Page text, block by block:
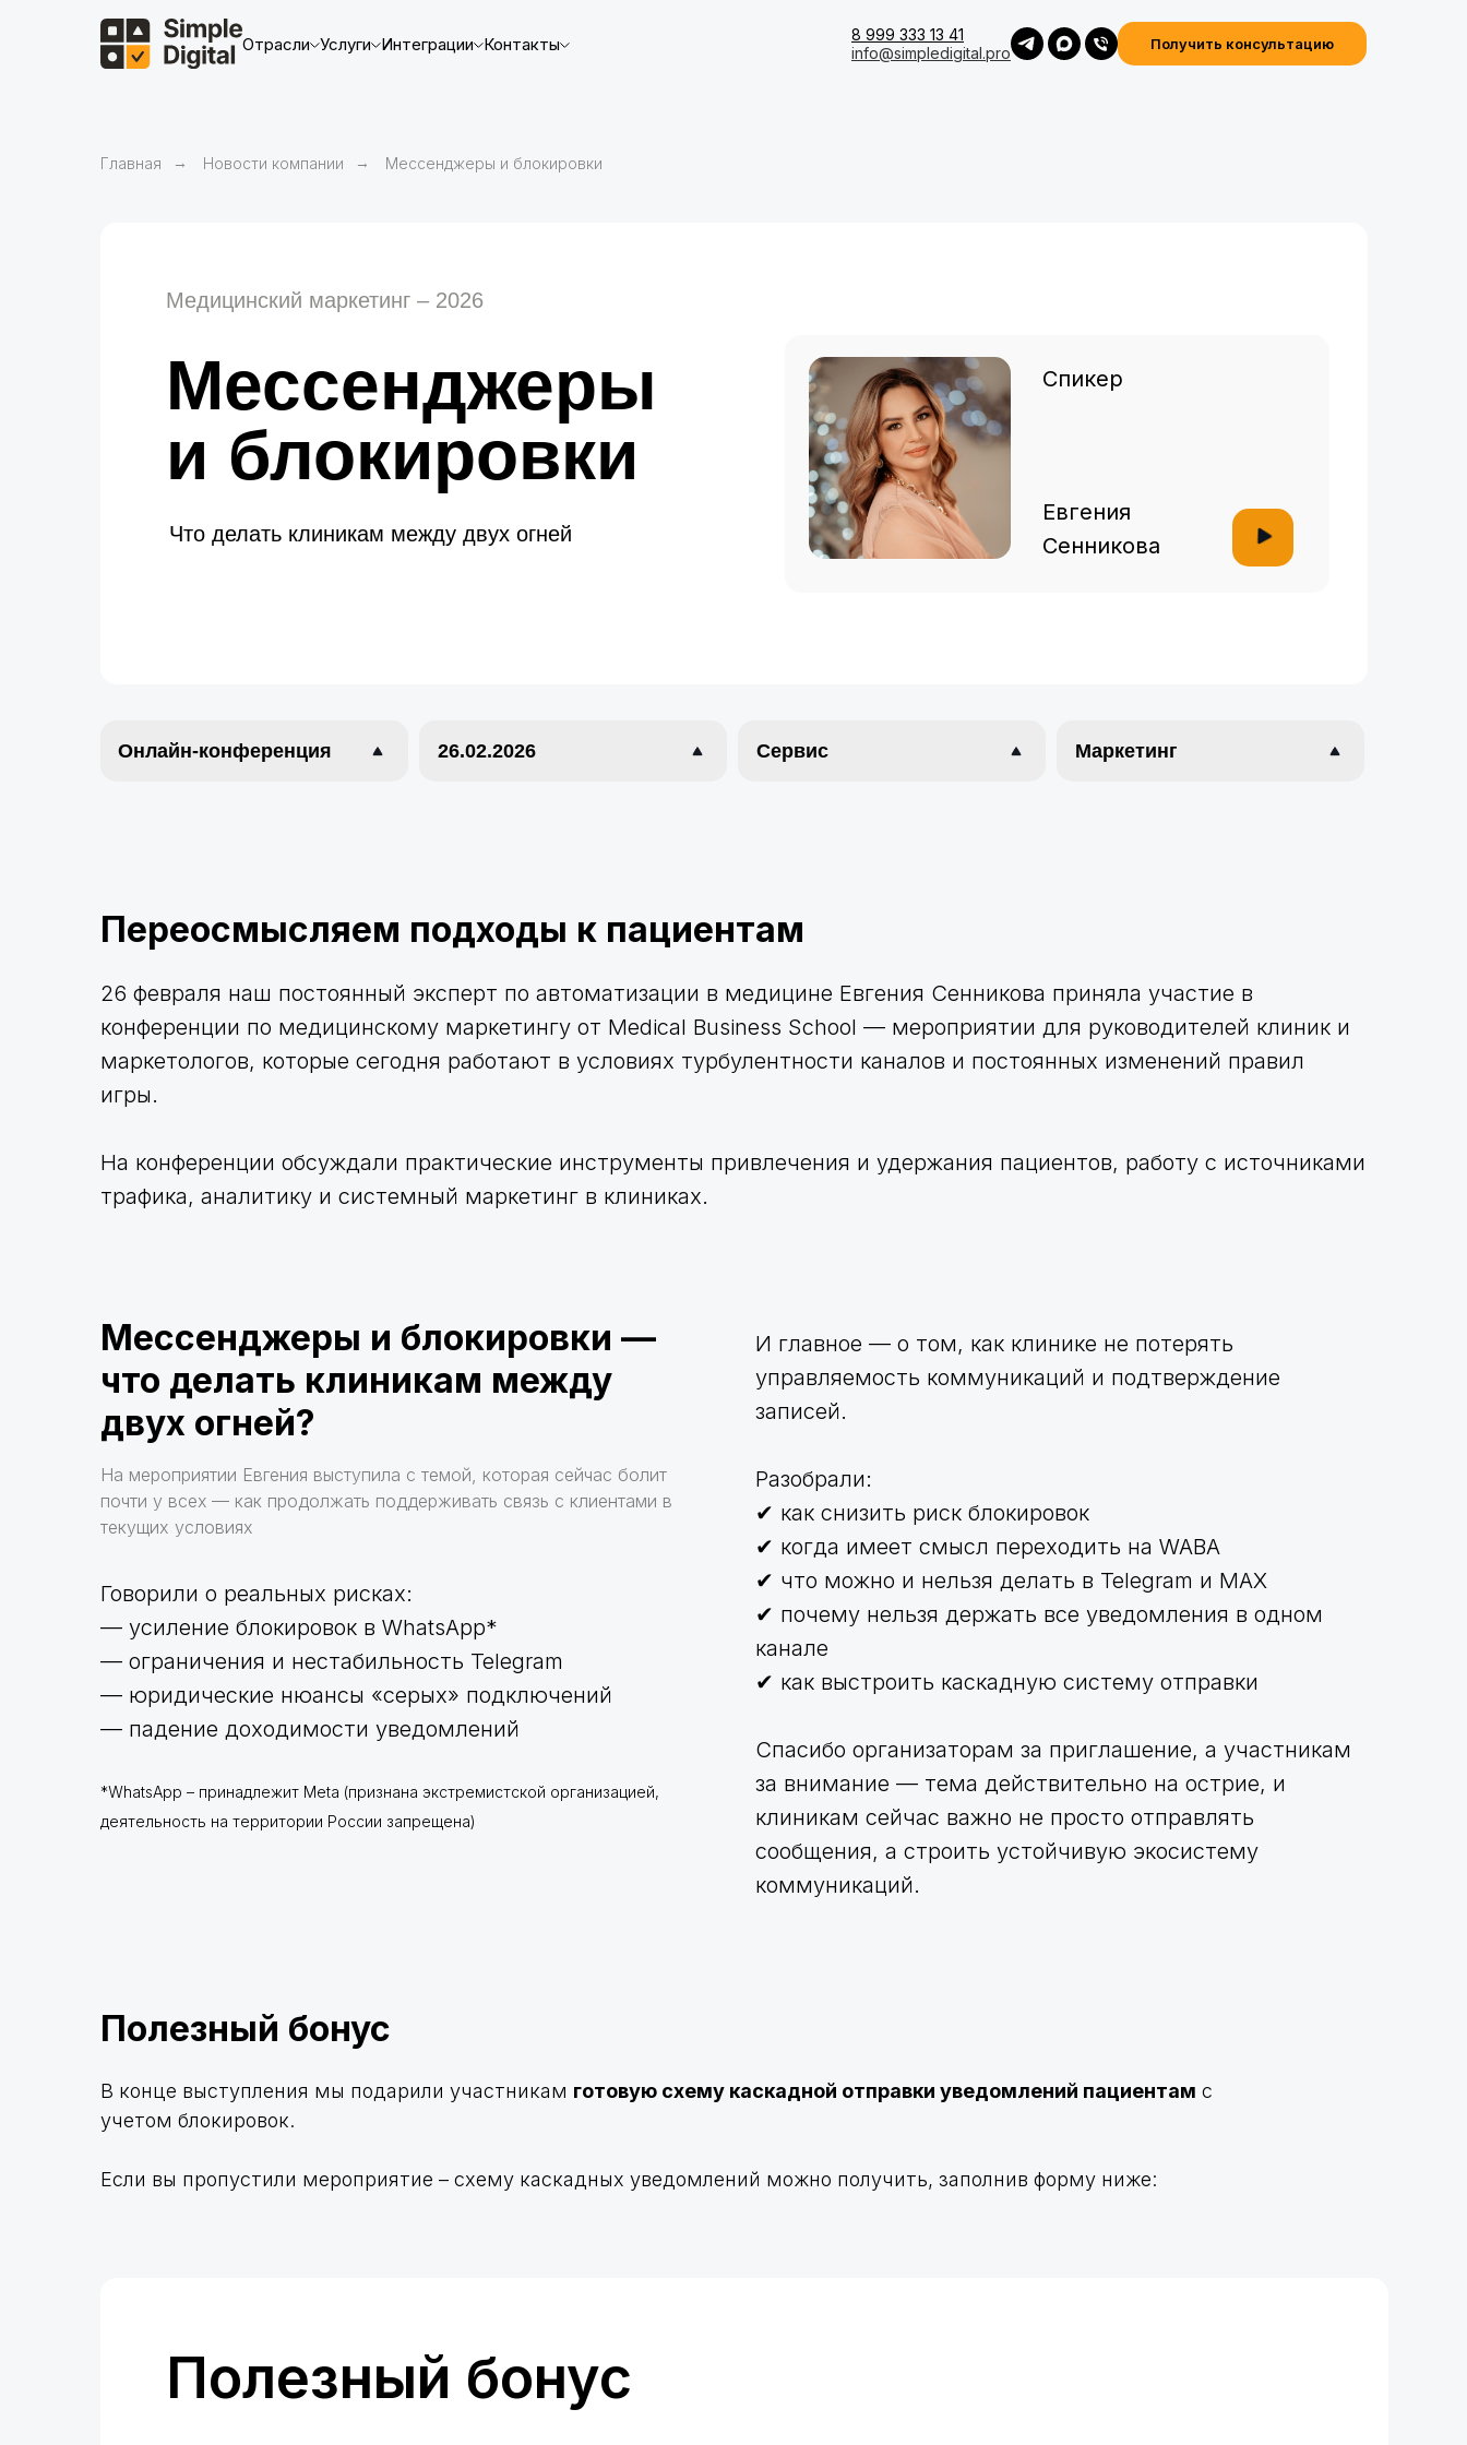
Отрасли Услуги Интеграции Контакты
8 999 333 13 41
info@simpledigital.pro
Получить консультацию
Главная → Новости компании → Мессенджеры и блокировки
Мессенджеры
и блокировки
Что делать клиникам между двух огней
Медицинский маркетинг – 2026
Спикер
Евгения
Сенникова
Онлайн-конференция 26.02.2026 Сервис Маркетинг
Переосмысляем подходы к пациентам
26 февраля наш постоянный эксперт по автоматизации в медицине Евгения Сенникова приняла участие в
конференции по медицинскому маркетингу от Medical Business School — мероприятии для руководителей клиник и
маркетологов, которые сегодня работают в условиях турбулентности каналов и постоянных изменений правил
игры.
На конференции обсуждали практические инструменты привлечения и удержания пациентов, работу с источниками
трафика, аналитику и системный маркетинг в клиниках.
Мессенджеры и блокировки —
что делать клиникам между
двух огней?
На мероприятии Евгения выступила с темой, которая сейчас болит
почти у всех — как продолжать поддерживать связь с клиентами в
текущих условиях
Говорили о реальных рисках:
— усиление блокировок в WhatsApp*
— ограничения и нестабильность Telegram
— юридические нюансы «серых» подключений
— падение доходимости уведомлений
*WhatsApp – принадлежит Meta (признана экстремистской организацией,
деятельность на территории России запрещена)
И главное — о том, как клинике не потерять
управляемость коммуникаций и подтверждение
записей.
Разобрали:
✔ как снизить риск блокировок
✔ когда имеет смысл переходить на WABA
✔ что можно и нельзя делать в Telegram и MAX
✔ почему нельзя держать все уведомления в одном
канале
✔ как выстроить каскадную систему отправки
Спасибо организаторам за приглашение, а участникам
за внимание — тема действительно на острие, и
клиникам сейчас важно не просто отправлять
сообщения, а строить устойчивую экосистему
коммуникаций.
Полезный бонус
В конце выступления мы подарили участникам готовую схему каскадной отправки уведомлений пациентам с
учетом блокировок.
Если вы пропустили мероприятие – схему каскадных уведомлений можно получить, заполнив форму ниже:
Полезный бонус